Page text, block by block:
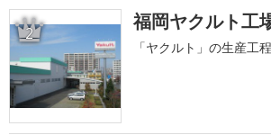
2 福岡ヤクルト工
「ヤクルト」の生産工